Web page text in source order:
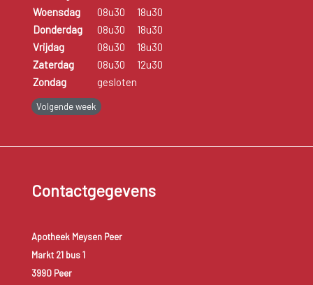
Woensdag
08u30
18u30
Donderdag
08u30
18u30
Vrijdag
08u30
18u30
Zaterdag
08u30
12u30
Zondag
gesloten
Volgende week
Contactgegevens
Apotheek Meysen Peer
Markt 21 bus 1
3990 Peer